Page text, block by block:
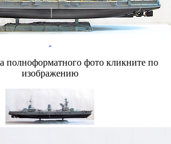
полноформатного фото кликните по
изображению